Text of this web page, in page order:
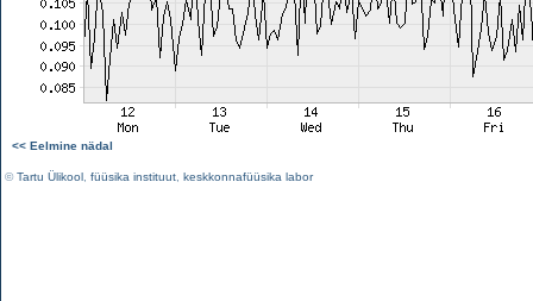
<< Eelmine nädal
©Tartu Ülikool füüsika instituut keskkonnafüüsika labor